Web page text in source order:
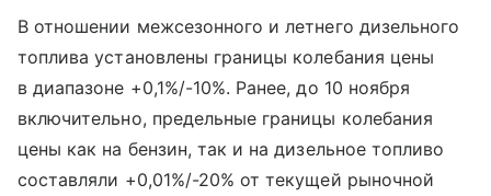
В отношении межсезонного и летнего дизельного
топлива установлены границы колебания цены
в диапазоне +0,1%/-10%. Ранее, до 10 ноября
включительно, предельные границы колебания
цены как на бензин, так и на дизельное топливо
составляли +0,01%/-20% от текущей рыночной